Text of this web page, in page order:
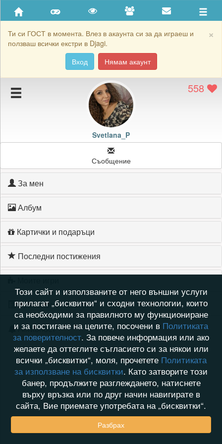
×
Ти си ГОСТ в момента. Влез в акаунта си за да играеш и
ползваш всички екстри в Djagi.
Вход
Нямам акаунт
Приятели
Хронология на игри
Подаръците на Svetlana_P
Картичките на Svetlana_P
558
Svetlana_P
Съобщение
За мен
Албум
Картички и подаръци
Последни постижения
Хронология на игри
Активност
Този сайт и използваните от него външни услуги
прилагат „бисквитки“ и сходни технологии, които
са необходими за правилното му функциониране
и за постигане на целите, посочени в Политиката
за поверителност. За повече информация или ако
желаете да оттеглите съгласието си за някои или
всички „бисквитки“, моля, прочетете Политиката
за използване на бисквитки. Като затворите този
банер, продължите разглеждането, натиснете
върху връзка или по друг начин навигирате в
сайта, Вие приемате употребата на „бисквитки“.
Разбрах